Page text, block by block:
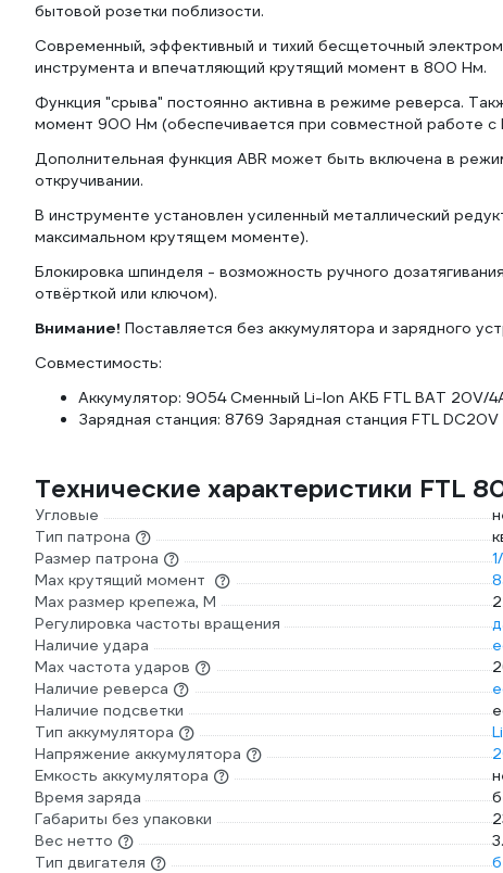
бытовой розетки поблизости.
Современный, эффективный и тихий бесщеточный
инструмента и впечатляющий крутящий момент в 800 Нм.
Функция "срыва" постоянно активна в режиме реверса.
момент 900 Нм (обеспечивается при совместной работе с
Дополнительная функция ABR может быть включена в
откручивании.
В инструменте установлен усиленный металлический
максимальном крутящем моменте).
Блокировка шпинделя - возможность ручного
отвёрткой или ключом).
Внимание! Поставляется без аккумулятора и зарядного
Совместимость:
Аккумулятор: 9054 Сменный Li-Ion АКБ FTL BAT 20V/
Зарядная станция: 8769 Зарядная станция FTL
Технические характеристики FTL
Угловые
Тип патрона
Размер патрона
Max крутящий момент
Max размер крепежа, М
Регулировка частоты вращения
Наличие удара
Мах частота ударов
Наличие реверса
Наличие подсветки
Тип аккумулятора
Напряжение аккумулятора
Емкость аккумулятора
Время заряда
Габариты без упаковки
Вес нетто
Тип двигателя